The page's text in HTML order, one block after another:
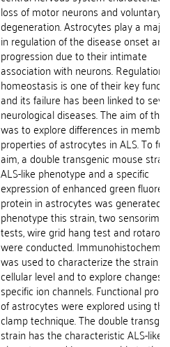
loss of motor neurons and voluntary
degeneration. Astrocytes play a
in regulation of the disease onset and
progression due to their intimate
association with neurons. Regulation
homeostasis is one of their key
and its failure has been linked to
neurological diseases. The aim of
was to explore differences in
properties of astrocytes in ALS. To
aim, a double transgenic mouse
ALS-like phenotype and a specific
expression of enhanced green
protein in astrocytes was generated.
phenotype this strain, two
tests, wire grid hang test and rotarod
were conducted.
was used to characterize the strain
cellular level and to explore changes
specific ion channels. Functional
of astrocytes were explored using
clamp technique. The double
strain has the characteristic ALS-like